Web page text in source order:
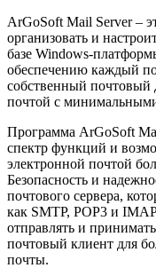
ArGoSoft Mail Server –
организовать и
базе Windows-
обеспечению каждый
собственный почтовый
почтой с
Программа ArGoSoft
спектр функций и
электронной почтой
Безопасность и
почтового сервера,
как SMTP, POP3 и
отправлять и
почтовый клиент для
почты.